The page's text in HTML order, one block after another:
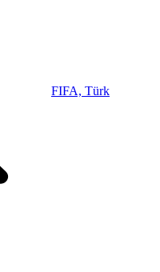
FIFA, Türk